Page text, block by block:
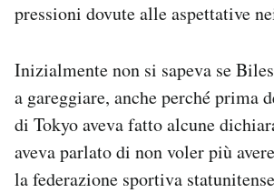
pressioni dovute alle aspettative
Inizialmente non si sapeva se
a gareggiare, anche perché prima
di Tokyo aveva fatto alcune
aveva parlato di non voler più
la federazione sportiva